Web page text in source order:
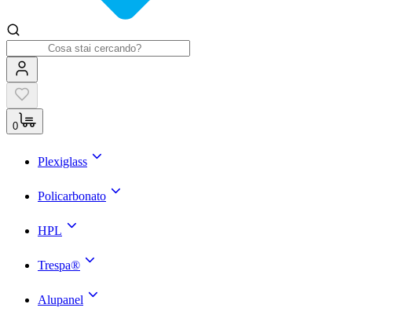
0
Plexiglass
Policarbonato
HPL
Trespa®
Alupanel